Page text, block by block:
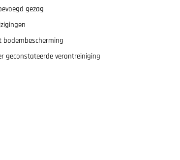
gezag
bodembescherming
geconstateerde verontreiniging